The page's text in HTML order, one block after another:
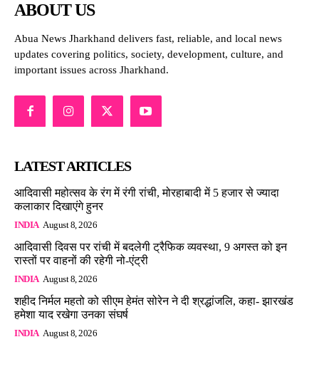
ABOUT US
Abua News Jharkhand delivers fast, reliable, and local news
updates covering politics, society, development, culture, and
important issues across Jharkhand.
LATEST ARTICLES
आदिवासी महोत्सव के रंग में रंगी रांची, मोरहाबादी में 5 हजार से ज्यादा
कलाकार दिखाएंगे हुनर
INDIA August 8, 2026
आदिवासी दिवस पर रांची में बदलेगी ट्रैफिक व्यवस्था, 9 अगस्त को इन
रास्तों पर वाहनों की रहेगी नो-एंट्री
INDIA August 8, 2026
शहीद निर्मल महतो को सीएम हेमंत सोरेन ने दी श्रद्धांजलि, कहा- झारखंड
हमेशा याद रखेगा उनका संघर्ष
INDIA August 8, 2026